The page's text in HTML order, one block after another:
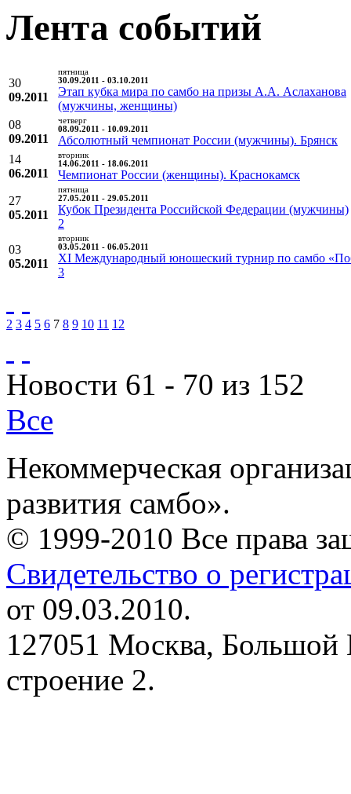
Лента событий
30
09.2011
пятница
30.09.2011 - 03.10.2011
Этап кубка мира по самбо на призы А.А. Аслаханова
(мужчины, женщины)
08
09.2011
четверг
08.09.2011 - 10.09.2011
Абсолютный чемпионат России (мужчины). Брянск
14
06.2011
вторник
14.06.2011 - 18.06.2011
Чемпионат России (женщины). Краснокамск
27
05.2011
пятница
27.05.2011 - 29.05.2011
Кубок Президента Российской Федерации (мужчины)
2
03
05.2011
вторник
03.05.2011 - 06.05.2011
XI Международный юношеский турнир по самбо
3
2 3 4 5 6 7 8 9 10 11 12
Новости 61 - 70 из 152
Все
Некоммерческая
развития самбо».
© 1999-2010 Все права
Свидетельство о
от 09.03.2010.
127051 Москва, Большой
строение 2.